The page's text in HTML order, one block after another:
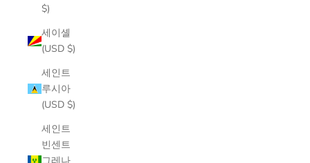
$)
세이셸
(USD $)
세인트
루시아
(USD $)
세인트
빈센트